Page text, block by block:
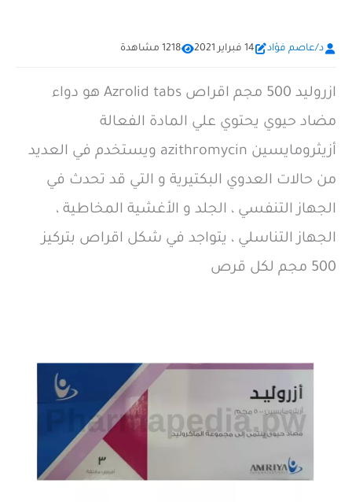
د/عاصم فؤاد 14 فبراير 2021 1218 مشاهدة
ازروليد 500 مجم اقراص Azrolid tabs هو دواء
مضاد حيوي يحتوي علي المادة الفعالة
أزيثرومايسين azithromycin ويستخدم في العديد
من حالات العدوي البكتيرية و التي قد تحدث في
الجهاز التنفسي ، الجلد و الأغشية المخاطية ،
الجهاز التناسلي ، يتواجد في شكل اقراص بتركيز
500 مجم لكل قرص